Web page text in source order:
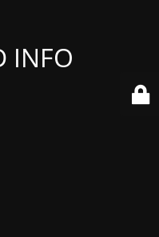
INFO